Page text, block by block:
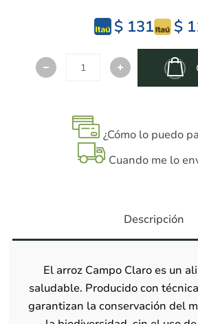
$ 131 $
¿Cómo lo puedo
Cuando me lo
Descripción
El arroz Campo Claro es un
saludable. Producido con
garantizan la conservación del